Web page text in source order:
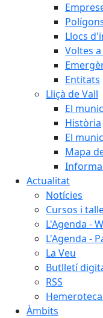
Llocs
Voltes
Entitats
Lliçà de Vall
El
Història
El
Mapa
Actualitat
Notícies
Cursos i
L'Agenda -
L'Agenda -
La Veu
Butlletí
RSS
Àmbits